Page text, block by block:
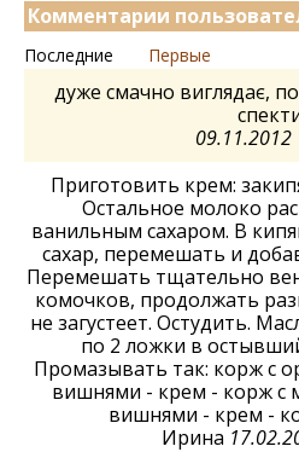
Комментарии
Последние Первые
дуже смачно виглядає,
09.11.2012
Приготовить крем:
Остальное молоко
ванильным сахаром. В
сахар, перемешать и
Перемешать тщательно
комочков, продолжать
не загустеет. Остудить.
по 2 ложки в
Промазывать так: корж с
вишнями - крем - корж с
вишнями - крем -
Ирина